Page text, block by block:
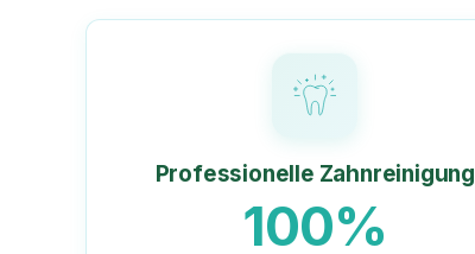
Professionelle Zahnreinigung
100%